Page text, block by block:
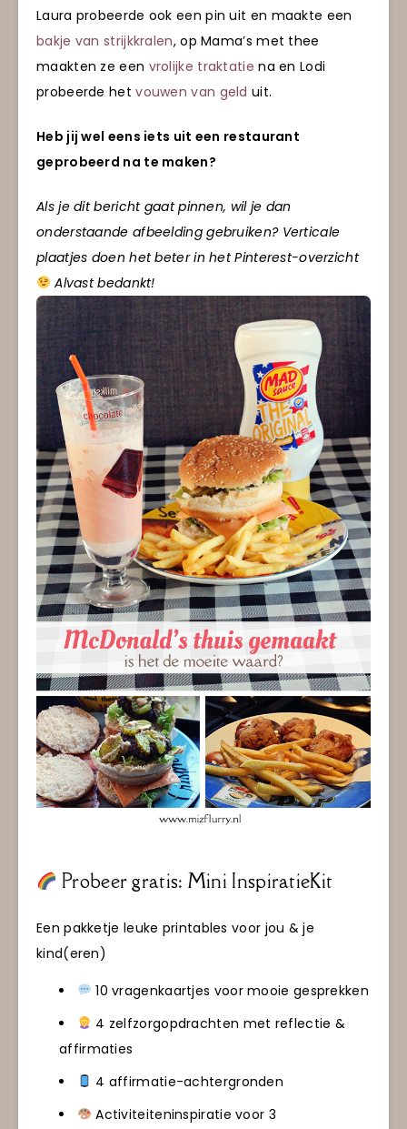
Laura probeerde ook een pin uit en maakte een
bakje van strijkkralen, op Mama’s met thee
maakten ze een vrolijke traktatie na en Lodi
probeerde hetvouwen van geld uit.
Heb jij wel eens iets uit een restaurant
geprobeerd na te maken?
Als je dit bericht gaat pinnen, wil je dan
onderstaande afbeelding gebruiken? Verticale
plaatjes doen het beter in het Pinterest-overzicht
Alvast bedankt!
Probeer gratis: Mini InspiratieKit
Een pakketje leuke printables voor jou & je
kind(eren)
10 vragenkaartjes voor mooie gesprekken
4 zelfzorgopdrachten met reflectie &
affirmaties
4 affirmatie-achtergronden
Activiteiteninspiratie voor 3